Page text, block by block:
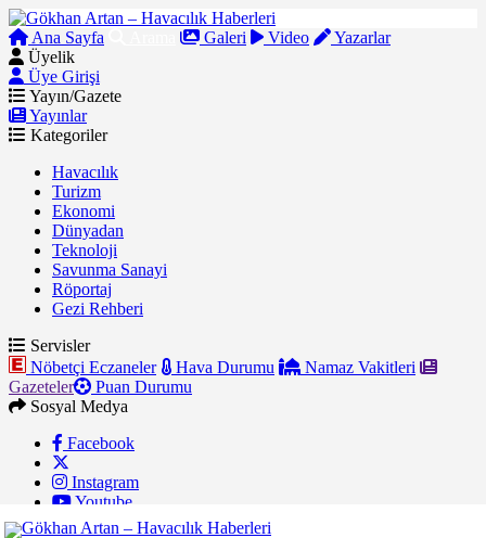
Ana Sayfa Galeri Video
Yazarlar
Üyelik
Üye Girişi
Yayın/Gazete
Yayınlar
Kategoriler
Havacılık
Turizm
Ekonomi
Dünyadan
Teknoloji
Savunma Sanayi
Röportaj
Gezi Rehberi
Servisler
Nöbetçi Eczaneler
Hava Durumu
Namaz Vakitleri
Gazeteler
Puan Durumu
Sosyal Medya
Facebook
Instagram
Youtube